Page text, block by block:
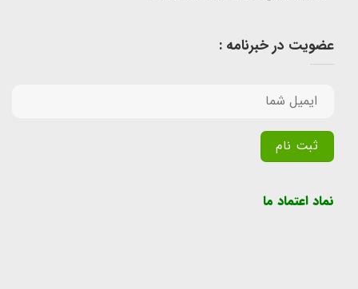
عضویت در خبرنامه :
نماد اعتماد ما